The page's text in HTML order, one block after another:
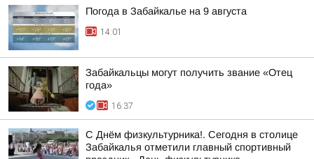
Погода в Забайкалье на 9 августа
14:01
Забайкальцы могут получить звание «Отец
года»
16:37
С Днём физкультурника!. Сегодня в столице
Забайкалья отметили главный спортивный